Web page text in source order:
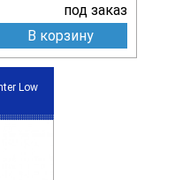
под заказ
В корзину
Low